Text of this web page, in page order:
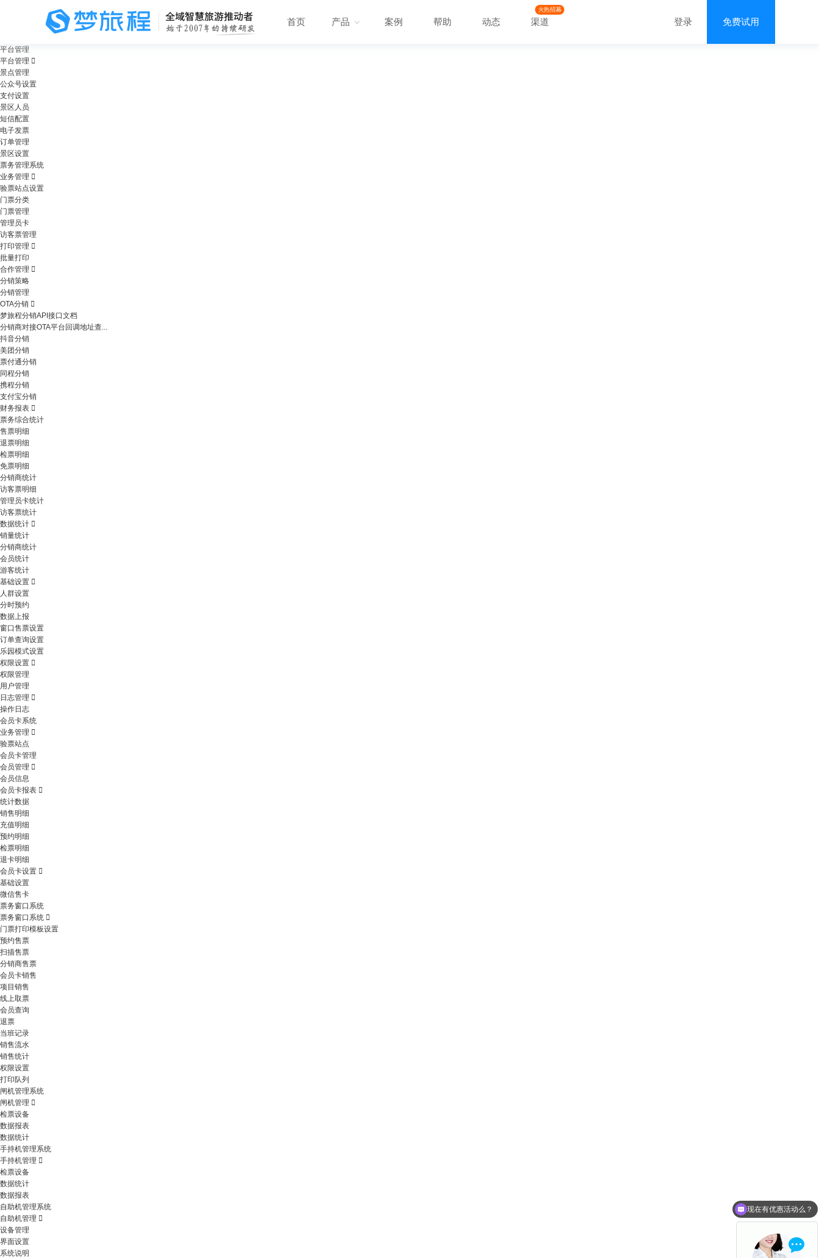
首页 产品 案例 帮助 动态
火热招募
渠道 登录 免费试用
平台管理
平台管理
景点管理
公众号设置
支付设置
景区人员
短信配置
电子发票
订单管理
景区设置
票务管理系统
业务管理
验票站点设置
门票分类
门票管理
管理员卡
访客票管理
打印管理
批量打印
合作管理
分销策略
分销管理
OTA分销
梦旅程分销API接口文档
分销商对接OTA平台回调地址查...
抖音分销
美团分销
票付通分销
同程分销
携程分销
支付宝分销
财务报表
票务综合统计
售票明细
退票明细
检票明细
免票明细
分销商统计
访客票明细
管理员卡统计
访客票统计
数据统计
销量统计
分销商统计
会员统计
游客统计
基础设置
人群设置
分时预约
数据上报
窗口售票设置
订单查询设置
乐园模式设置
权限设置
权限管理
用户管理
日志管理
操作日志
会员卡系统
业务管理
验票站点
会员卡管理
会员管理
会员信息
会员卡报表
统计数据
销售明细
充值明细
预约明细
检票明细
退卡明细
会员卡设置
基础设置
微信售卡
票务窗口系统
票务窗口系统
门票打印模板设置
预约售票
扫描售票
分销商售票
会员卡销售
项目销售
线上取票
会员查询
退票
当班记录
销售流水
销售统计
权限设置
打印队列
闸机管理系统
闸机管理
检票设备
数据报表
数据统计
手持机管理系统
手持机管理
检票设备
数据统计
数据报表
自助机管理系统
自助机管理
设备管理
界面设置
系统说明
现在有优惠活动么？